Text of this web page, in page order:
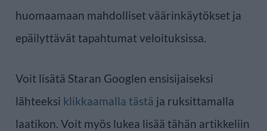
huomaamaan mahdolliset väärinkäytökset ja
epäilyttävät tapahtumat veloituksissa.
Voit lisätä Staran Googlen ensisijaiseksi
lähteeksi klikkaamalla tästä ja ruksittamalla
laatikon. Voit myös lukea lisää tähän artikkeliin